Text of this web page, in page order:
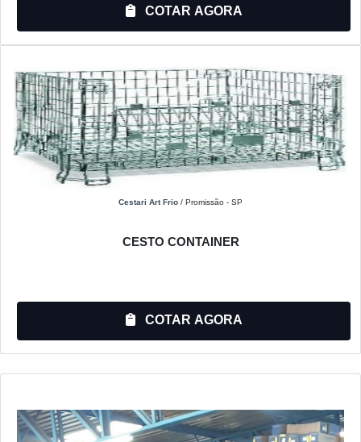
COTAR AGORA
Cestari Art Frio / Promissão - SP
CESTO CONTAINER
COTAR AGORA